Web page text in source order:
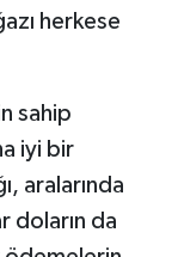
herkese
sahip
iyi bir
aralarında
doların da